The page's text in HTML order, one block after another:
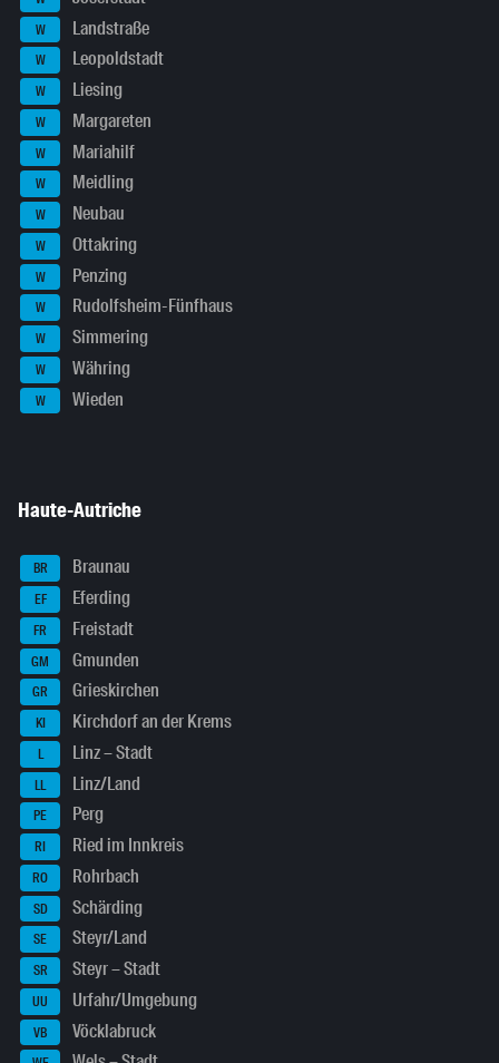
W Landstraße
W Leopoldstadt
W Liesing
W Margareten
W Mariahilf
W Meidling
W Neubau
W Ottakring
W Penzing
W Rudolfsheim-Fünfhaus
W Simmering
W Währing
W Wieden
Haute-Autriche
BR Braunau
EF Eferding
FR Freistadt
GM Gmunden
GR Grieskirchen
KI Kirchdorf an der Krems
L Linz – Stadt
LL Linz/Land
PE Perg
RI Ried im Innkreis
RO Rohrbach
SD Schärding
SE Steyr/Land
SR Steyr – Stadt
UU Urfahr/Umgebung
VB Vöcklabruck